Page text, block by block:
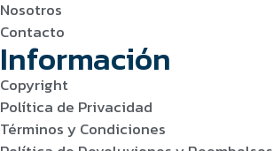
Nosotros
Contacto
Información
Copyright
Política de Privacidad
Términos y Condiciones